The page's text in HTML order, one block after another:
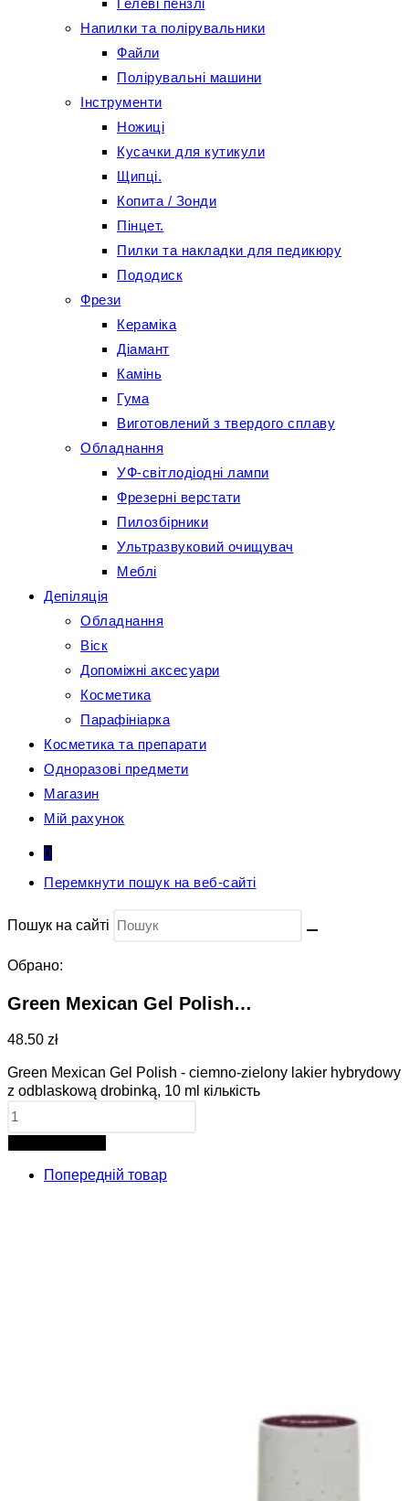
Гелеві пензлі
Напилки та полірувальники
Файли
Полірувальні машини
Інструменти
Ножиці
Кусачки для кутикули
Щипці.
Копита / Зонди
Пінцет.
Пилки та накладки для педикюру
Пододиск
Фрези
Кераміка
Діамант
Камінь
Гума
Виготовлений з твердого сплаву
Обладнання
УФ-світлодіодні лампи
Фрезерні верстати
Пилозбірники
Ультразвуковий очищувач
Меблі
Депіляція
Обладнання
Віск
Допоміжні аксесуари
Косметика
Парафініарка
Косметика та препарати
Одноразові предмети
Магазин
Мій рахунок
0
Перемкнути пошук на веб-сайті
Пошук на сайті
Обрано:
Green Mexican Gel Polish…
48.50 zł
Green Mexican Gel Polish - ciemno-zielony lakier hybrydowy
z odblaskową drobinką, 10 ml кількість
Попередній товар